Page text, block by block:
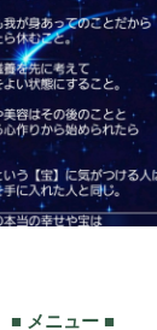
■ メニュー ■